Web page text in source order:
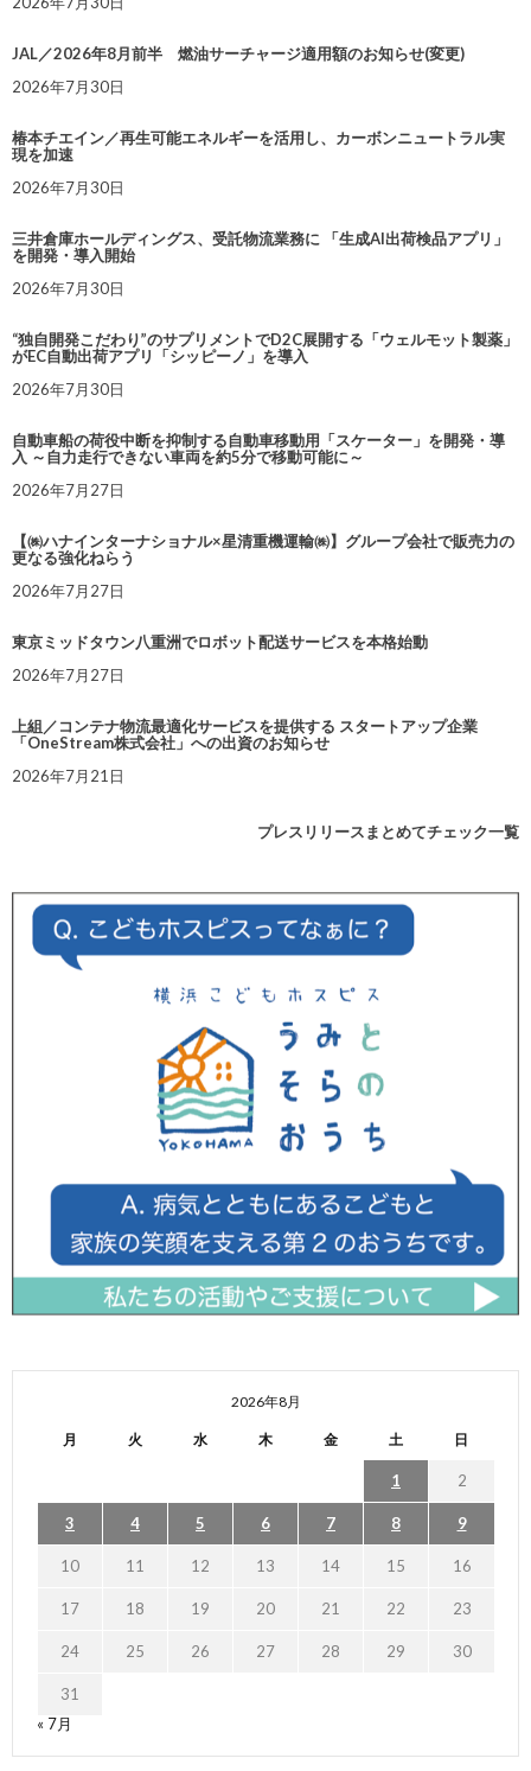
JAL／2026年8月前半 燃油サーチャージ適用額のお知らせ(変更)
2026年7月30日
椿本チエイン／再生可能エネルギーを活用し、カーボンニュートラル実
現を加速
2026年7月30日
三井倉庫ホールディングス、受託物流業務に 「生成AI出荷検品アプリ」
を開発・導入開始
2026年7月30日
“独自開発こだわり”のサプリメントでD2C展開する「ウェルモット製薬」
がEC自動出荷アプリ「シッピーノ」を導入
2026年7月30日
自動車船の荷役中断を抑制する自動車移動用「スケーター」を開発・導
入 ～自力走行できない車両を約5分で移動可能に～
2026年7月27日
【㈱ハナインターナショナル×星清重機運輸㈱】グループ会社で販売力の
更なる強化ねらう
2026年7月27日
東京ミッドタウン八重洲でロボット配送サービスを本格始動
2026年7月27日
上組／コンテナ物流最適化サービスを提供する スタートアップ企業
「OneStream株式会社」への出資のお知らせ
2026年7月21日
プレスリリースまとめてチェック一覧
2026年8月
月 火 水 木 金 土 日
1 2
3 4 5 6 7 8 9
10 11 12 13 14 15 16
17 18 19 20 21 22 23
24 25 26 27 28 29 30
31
« 7月